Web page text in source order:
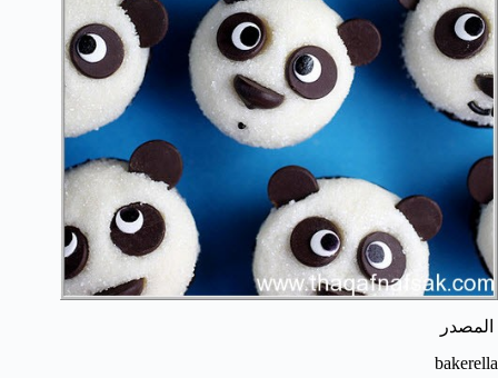
المصدر
bakerella